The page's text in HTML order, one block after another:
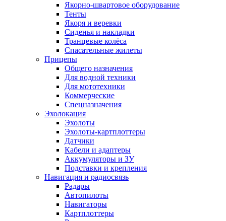
Якорно-швартовое оборудование
Тенты
Якоря и веревки
Сиденья и накладки
Транцевые колёса
Спасательные жилеты
Прицепы
Общего назначения
Для водной техники
Для мототехники
Коммерческие
Спецназначения
Эхолокация
Эхолоты
Эхолоты-картплоттеры
Датчики
Кабели и адаптеры
Аккумуляторы и ЗУ
Подставки и крепления
Навигация и радиосвязь
Радары
Автопилоты
Навигаторы
Картплоттеры